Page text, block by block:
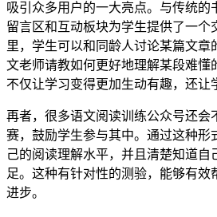
吸引众多用户的一大亮点。与传统的
留言区和互动板块为学生提供了一个
里，学生可以和同龄人讨论某篇文章
文老师请教如何更好地理解某段难懂
不仅让学习变得更加生动有趣，还让
再者，很多语文阅读训练公众号还会
赛，鼓励学生参与其中。通过这种形
己的阅读理解水平，并且清楚知道自
足。这种有针对性的测验，能够有效
进步。